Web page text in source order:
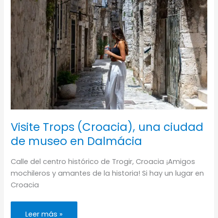
Visite Trops (Croacia), una ciudad
de museo en Dalmácia
Calle del centro histórico de Trogir, Croacia ¡Amigos
mochileros y amantes de la historia! Si hay un lugar en
Croacia
Visite
Leer más »